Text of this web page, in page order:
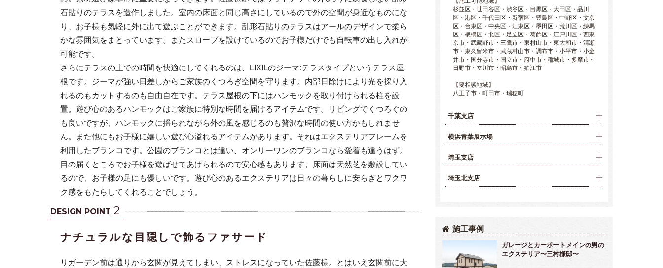
石貼りのテラスを造作しました。室内の床面と同じ高さにしているので外の空間が身近なものにな
り、お子様も気軽に外に出て遊ぶことができます。乱形石貼りのテラスはアールのデザインで柔ら
かな雰囲気をまとっています。またスロープを設けているのでお子様だけでも自転車の出し入れが
可能です。
さらにテラスの上での時間を快適にしてくれるのは、LIXILのジーマ:テラスタイプというテラス屋
根です。ジーマが強い日差しからご家族のくつろぎ空間を守ります。内部日除けにより光を採り入
れるのもカットするのも自由自在です。テラス屋根の下にはハンモックを取り付けられる柱を設
置。遊び心のあるハンモックはご家族に特別な時間を届けるアイテムです。リビングでくつろぐの
も良いですが、ハンモックに揺られながら外の風を感じるのも贅沢な時間の使い方かもしれませ
ん。また他にもお子様に嬉しい遊び心溢れるアイテムがあります。それはエクステリアフレームを
利用したブランコです。公園のブランコとは違い、オンリーワンのブランコなら愛着も違うはず。
目の届くところでお子様を遊ばせてあげられるので安心感もあります。床面は天然芝を敷設してい
るので、お子様の足にも優しいです。遊び心のあるエクステリアは日々の暮らしに安らぎとワクワ
ク感をもたらしてくれることでしょう。
DESIGN POINT 2
ナチュラルな目隠しで飾るファサード
リガーデン前は通りから玄関が見えてしまい、ストレスになっていた佐藤様。とはいえ玄関前に大
杉並区・世田谷区・渋谷区・目黒区・大田区・品川
区・港区・千代田区・新宿区・豊島区・中野区・文京
区・台東区・中央区・江東区・墨田区・荒川区・練馬
区・板橋区・北区・足立区・葛飾区・江戸川区・西東
京市・武蔵野市・三鷹市・東村山市・東大和市・清瀬
市・東久留米市・武蔵村山市・調布市・小平市・小金
井市・国分寺市・国立市・府中市・稲城市・多摩市・
日野市・立川市・昭島市・狛江市
【要相談地域】
八王子市・町田市・瑞穂町
千葉支店
横浜青葉展示場
埼玉支店
埼玉北支店
施工事例
ガレージとカーポートメインの男の
エクステリア〜三村様邸〜